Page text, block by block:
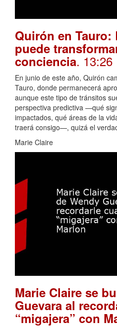
Quirón en Tauro:
puede
conciencia. 13:26
En junio de este año, Quirón
Tauro, donde permanecerá
aunque este tipo de tránsitos
perspectiva predictiva —qué
impactados, qué áreas de la
traerá consigo—, quizá el
Marie Claire
Marie Claire se
Guevara al
“migajera” con